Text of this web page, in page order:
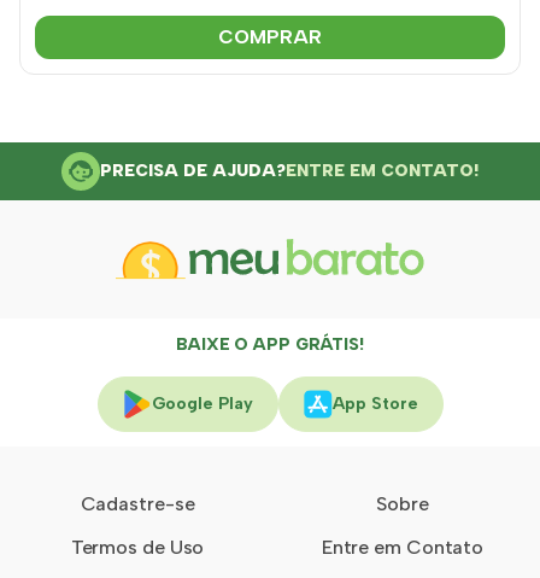
COMPRAR
PRECISA DE AJUDA?ENTRE EM CONTATO!
BAIXE O APP GRÁTIS!
Google Play App Store
Cadastre-se
Sobre
Termos de Uso
Entre em Contato